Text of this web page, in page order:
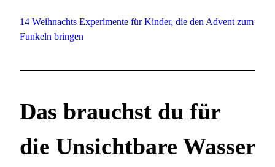
14 Weihnachts Experimente für Kinder, die den Advent zum
Funkeln bringen
Das brauchst du für
die Unsichtbare Wasser